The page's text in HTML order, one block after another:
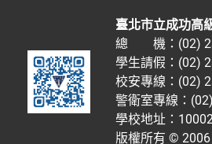
臺北市立成功高
總 機：(02)
學生請假：(02)
校安專線：(02)
警衛室專線：
學校地址：
版權所有 © 2006